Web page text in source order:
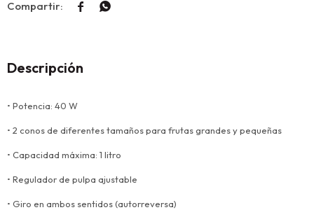
 
Descripción
• Potencia: 40 W
• 2 conos de diferentes tamaños para frutas grandes y pequeñas
• Capacidad máxima: 1 litro
• Regulador de pulpa ajustable
• Giro en ambos sentidos (autorreversa)